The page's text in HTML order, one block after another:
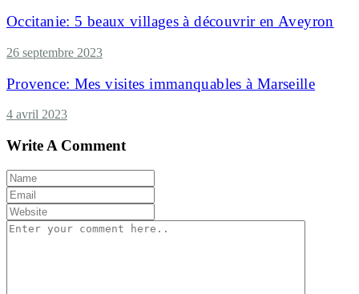
Occitanie: 5 beaux villages à découvrir en Aveyron
26 septembre 2023
Provence: Mes visites immanquables à Marseille
4 avril 2023
Write A Comment